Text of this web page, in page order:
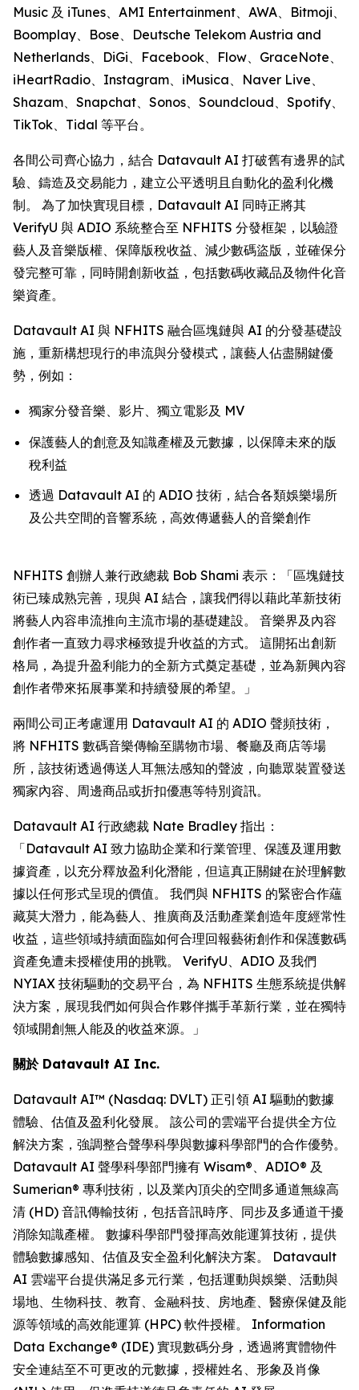
Music 及 iTunes、AMI Entertainment、AWA、Bitmoji、
Boomplay、Bose、Deutsche Telekom Austria and
Netherlands、DiGi、Facebook、Flow、GraceNote、
iHeartRadio、Instagram、iMusica、Naver Live、
Shazam、Snapchat、Sonos、Soundcloud、Spotify、
TikTok、Tidal 等平台。
各間公司齊心協力，結合 Datavault AI 打破舊有邊界的試
驗、鑄造及交易能力，建立公平透明且自動化的盈利化機
制。 為了加快實現目標，Datavault AI 同時正將其
VerifyU 與 ADIO 系統整合至 NFHITS 分發框架，以驗證
藝人及音樂版權、保障版稅收益、減少數碼盜版，並確保分
發完整可靠，同時開創新收益，包括數碼收藏品及物件化音
樂資產。
Datavault AI 與 NFHITS 融合區塊鏈與 AI 的分發基礎設
施，重新構想現行的串流與分發模式，讓藝人佔盡關鍵優
勢，例如：
獨家分發音樂、影片、獨立電影及 MV
保護藝人的創意及知識產權及元數據，以保障未來的版
稅利益
透過 Datavault AI 的 ADIO 技術，結合各類娛樂場所
及公共空間的音響系統，高效傳遞藝人的音樂創作
NFHITS 創辦人兼行政總裁 Bob Shami 表示：「區塊鏈技
術已臻成熟完善，現與 AI 結合，讓我們得以藉此革新技術
將藝人內容串流推向主流市場的基礎建設。 音樂界及內容
創作者一直致力尋求極致提升收益的方式。 這開拓出創新
格局，為提升盈利能力的全新方式奠定基礎，並為新興內容
創作者帶來拓展事業和持續發展的希望。」
兩間公司正考慮運用 Datavault AI 的 ADIO 聲頻技術，
將 NFHITS 數碼音樂傳輸至購物市場、餐廳及商店等場
所，該技術透過傳送人耳無法感知的聲波，向聽眾裝置發送
獨家內容、周邊商品或折扣優惠等特別資訊。
Datavault AI 行政總裁 Nate Bradley 指出：
「Datavault AI 致力協助企業和行業管理、保護及運用數
據資產，以充分釋放盈利化潛能，但這真正關鍵在於理解數
據以任何形式呈現的價值。 我們與 NFHITS 的緊密合作蘊
藏莫大潛力，能為藝人、推廣商及活動產業創造年度經常性
收益，這些領域持續面臨如何合理回報藝術創作和保護數碼
資產免遭未授權使用的挑戰。 VerifyU、ADIO 及我們
NYIAX 技術驅動的交易平台，為 NFHITS 生態系統提供解
決方案，展現我們如何與合作夥伴攜手革新行業，並在獨特
領域開創無人能及的收益來源。」
關於 Datavault AI Inc.
Datavault AI™ (Nasdaq: DVLT) 正引領 AI 驅動的數據
體驗、估值及盈利化發展。 該公司的雲端平台提供全方位
解決方案，強調整合聲學科學與數據科學部門的合作優勢。
Datavault AI 聲學科學部門擁有 Wisam®、ADIO® 及
Sumerian® 專利技術，以及業內頂尖的空間多通道無線高
清 (HD) 音訊傳輸技術，包括音訊時序、同步及多通道干擾
消除知識產權。 數據科學部門發揮高效能運算技術，提供
體驗數據感知、估值及安全盈利化解決方案。 Datavault
AI 雲端平台提供滿足多元行業，包括運動與娛樂、活動與
場地、生物科技、教育、金融科技、房地產、醫療保健及能
源等領域的高效能運算 (HPC) 軟件授權。 Information
Data Exchange® (IDE) 實現數碼分身，透過將實體物件
安全連結至不可更改的元數據，授權姓名、形象及肖像